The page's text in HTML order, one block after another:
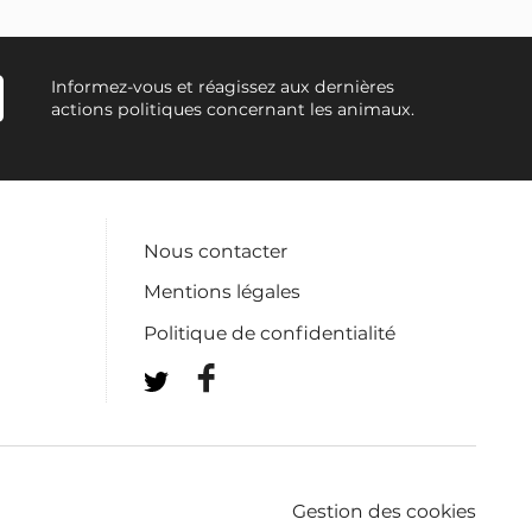
Informez-vous et réagissez aux dernières
actions politiques concernant les animaux.
Nous contacter
Mentions légales
Politique de confidentialité
Gestion des cookies